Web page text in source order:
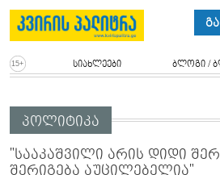
სიახლეები ბლოგი /
პოლიტიკა
"სააკაშვილი არის დიდი
შერიგება აუცილებელია"